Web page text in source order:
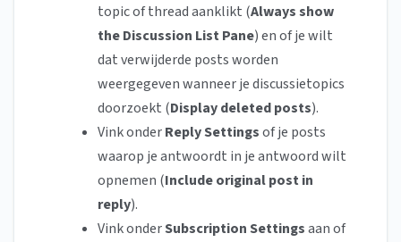
topic of thread aanklikt (Always show
the Discussion List Pane) en of je wilt
dat verwijderde posts worden
weergegeven wanneer je discussietopics
doorzoekt (Display deleted posts).
Vink onderReply Settingsof je posts
waarop je antwoordt in je antwoord wilt
opnemen (Include original post in
reply).
Vink onderSubscription Settingsaan of